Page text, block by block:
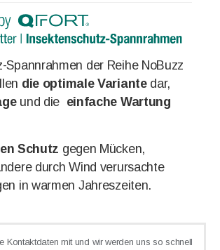
Spannrahmen der Reihe NoBuzz
die optimale Variantedar,
und die einfache Wartung
Schutz gegen Mücken,
durch Wind verursachte
in warmen Jahreszeiten.
Kontaktdaten mit und wir werden uns so schnell